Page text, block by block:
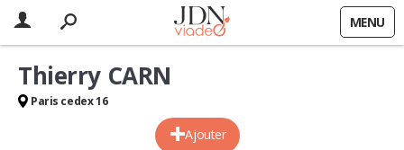
MENU
Ajouter
Thierry CARN
Paris cedex 16